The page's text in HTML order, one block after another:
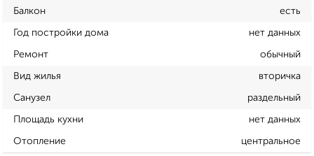
Балкон есть
Год постройки дома нет данных
Ремонт обычный
Вид жилья вторичка
Санузел раздельный
Площадь кухни нет данных
Отопление центральное